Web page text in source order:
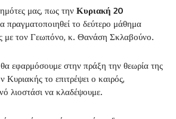
μας, πως την Κυριακή 20
πραγματοποιηθεί το δεύτερο μάθημα
με τον Γεωπόνο, κ. Θανάση Σκλαβούνο.
εφαρμόσουμε στην πράξη την θεωρία της
το επιτρέψει ο καιρός,
λιοστάσι να κλαδέψουμε.